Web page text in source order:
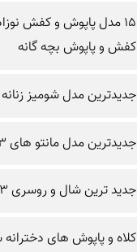
۱۵ مدل پاپوش و کفش
کفش و پاپوش بچه گانه
جدیدترین مدل شومیز
جدیدترین مدل مانتو های ۲۰۲۳
جدید ترین شال و روسری ۲۰۲۳
کلاه و پاپوش های